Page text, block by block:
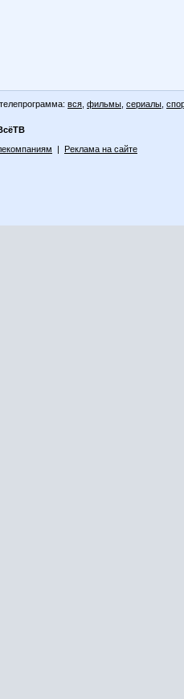
вся фильмы сериалы
| Реклама на сайте